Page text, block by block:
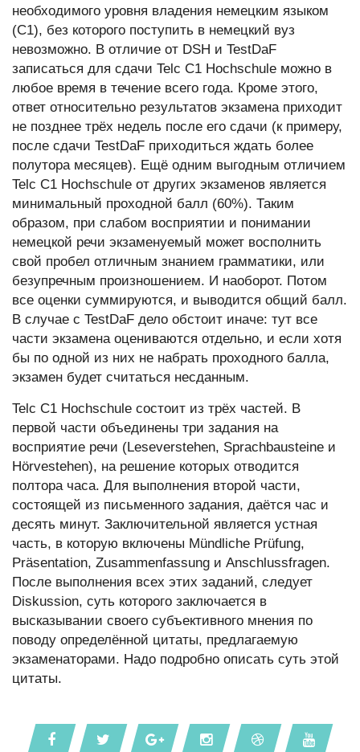
необходимого уровня владения немецким языком
(C1), без которого поступить в немецкий вуз
невозможно. В отличие от DSH и TestDaF
записаться для сдачи Telc С1 Hochschule можно в
любое время в течение всего года. Кроме этого,
ответ относительно результатов экзамена приходит
не позднее трёх недель после его сдачи (к примеру,
после сдачи TestDaF приходиться ждать более
полутора месяцев). Ещё одним выгодным отличием
Telc С1 Hochschule от других экзаменов является
минимальный проходной балл (60%). Таким
образом, при слабом восприятии и понимании
немецкой речи экзаменуемый может восполнить
свой пробел отличным знанием грамматики, или
безупречным произношением. И наоборот. Потом
все оценки суммируются, и выводится общий балл.
В случае с TestDaF дело обстоит иначе: тут все
части экзамена оцениваются отдельно, и если хотя
бы по одной из них не набрать проходного балла,
экзамен будет считаться несданным.
Telc С1 Hochschule состоит из трёх частей. В
первой части объединены три задания на
восприятие речи (Leseverstehen, Sprachbausteine и
Hörvestehen), на решение которых отводится
полтора часа. Для выполнения второй части,
состоящей из письменного задания, даётся час и
десять минут. Заключительной является устная
часть, в которую включены Mündliche Prüfung,
Präsentation, Zusammenfassung и Anschlussfragen.
После выполнения всех этих заданий, следует
Diskussion, суть которого заключается в
высказывании своего субъективного мнения по
поводу определённой цитаты, предлагаемую
экзаменаторами. Надо подробно описать суть этой
цитаты.